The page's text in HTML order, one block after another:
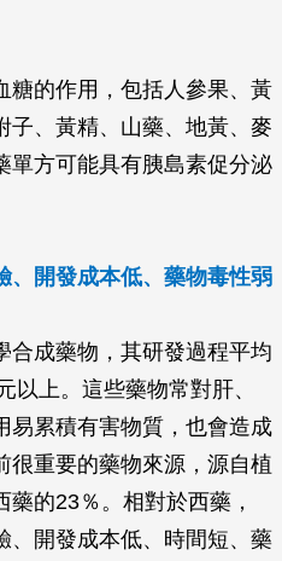
糖的作用，包括人參果、黃
子、黃精、山藥、地黃、麥
單方可能具有胰島素促分泌
、開發成本低、藥物毒性弱
合成藥物，其研發過程平均
以上。這些藥物常對肝、
易累積有害物質，也會造成
很重要的藥物來源，源自植
的23％。相對於西藥，
、開發成本低、時間短、藥